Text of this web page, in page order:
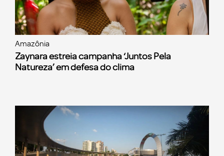
Amazônia
Zaynara estreia campanha ‘Juntos Pela
Natureza’ em defesa do clima